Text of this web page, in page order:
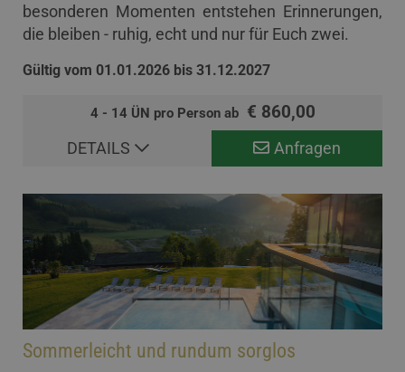
besonderen Momenten entstehen Erinnerungen,
die bleiben - ruhig, echt und nur für Euch zwei.
Gültig vom 01.01.2026 bis 31.12.2027
4 - 14 ÜN pro Person ab € 860,00
Anfragen
DETAILS
Sommerleicht und rundum sorglos